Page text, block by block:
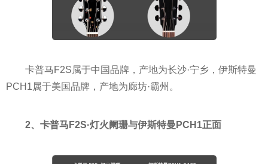
卡普马F2S属于中国品牌，产地为长沙·宁乡，伊斯特曼
PCH1属于美国品牌，产地为廊坊·霸州。
2、卡普马F2S·灯火阑珊与伊斯特曼PCH1正面